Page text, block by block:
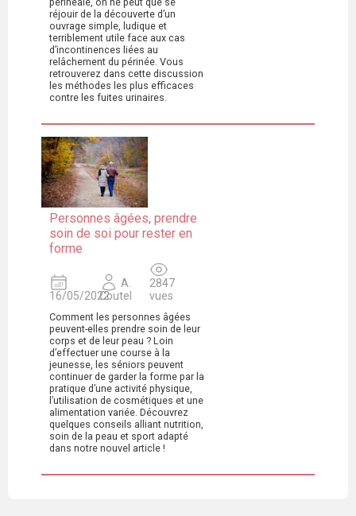
réjouir de la découverte d’un
ouvrage simple, ludique et
terriblement utile face aux cas
d’incontinences liées au
relâchement du périnée. Vous
retrouverez dans cette discussion
les méthodes les plus efficaces
contre les fuites urinaires.
Personnes âgées, prendre
soin de soi pour rester en
forme
16/05/2022
A.
Coutel
2847
vues
Comment les personnes âgées
peuvent-elles prendre soin de leur
corps et de leur peau ? Loin
d’effectuer une course à la
jeunesse, les séniors peuvent
continuer de garder la forme par la
pratique d’une activité physique,
l’utilisation de cosmétiques et une
alimentation variée. Découvrez
quelques conseils alliant nutrition,
soin de la peau et sport adapté
dans notre nouvel article !